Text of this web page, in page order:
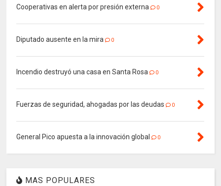
Cooperativas en alerta por presión externa 0
Diputado ausente en la mira 0
Incendio destruyó una casa en Santa Rosa 0
Fuerzas de seguridad, ahogadas por las deudas 0
General Pico apuesta a la innovación global 0
MAS POPULARES